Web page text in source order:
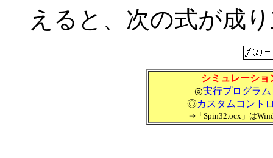
えると、次の式が成
シミュレーショ
◎実行プログラム
◎カスタムコント
⇒「Spin32.ocx」は